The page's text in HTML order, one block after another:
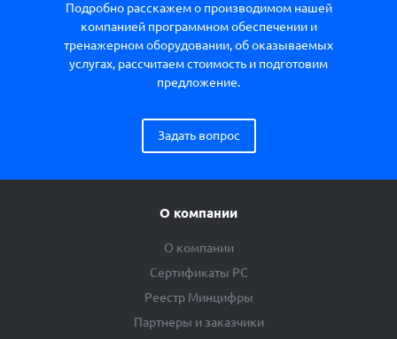
Подробно расскажем о производимом нашей
компанией программном обеспечении и
тренажерном оборудовании, об оказываемых
услугах, рассчитаем стоимость и подготовим
предложение.
Задать вопрос
О компании
О компании
Сертификаты РС
Реестр Минцифры
Партнеры и заказчики